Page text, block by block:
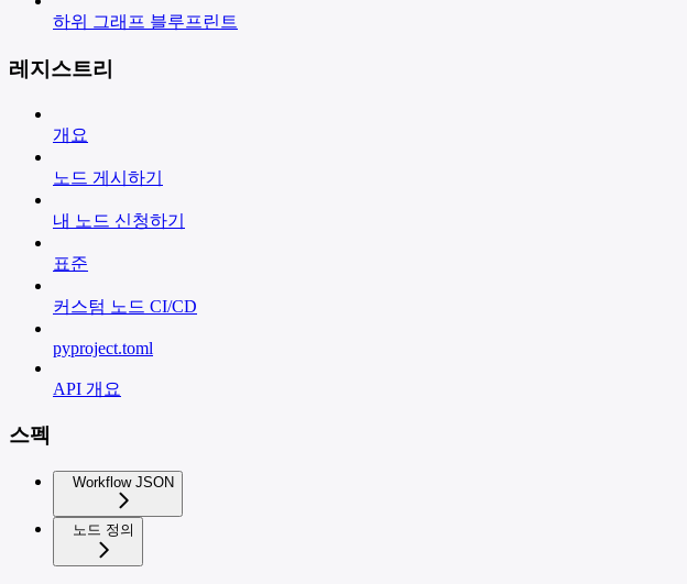
하위 그래프 블루프린트
레지스트리
개요
노드 게시하기
내 노드 신청하기
표준
커스텀 노드 CI/CD
pyproject.toml
API 개요
스펙
Workflow JSON
노드 정의